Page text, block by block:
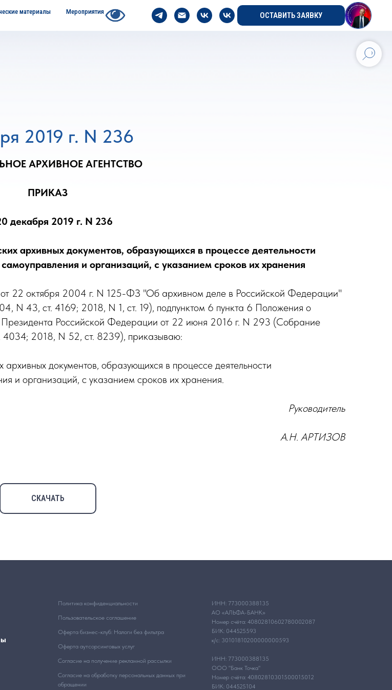
материалы
Мероприятия
ОСТАВИТЬ ЗАЯВКУ
2019 г. N 236
АРХИВНОЕ АГЕНТСТВО
ПРИКАЗ
декабря 2019 г. N 236
архивных документов, образующихся в процессе деятельности
и организаций, с указанием сроков их хранения
от 22 октября 2004 г. N 125-ФЗ "Об архивном деле в Российской Федерации"
N 43, ст. 4169; 2018, N 1, ст. 19), подпунктом 6 пункта 6 Положения о
Российской Федерации от 22 июня 2016 г. N 293 (Собрание
4034; 2018, N 52, ст. 8239), приказываю:
документов, образующихся в процессе деятельности
и организаций, с указанием сроков их хранения.
Руководитель
А.Н. АРТИЗОВ
СКАЧАТЬ
Политика конфиденциальности
Пользовательское соглашение
Оферта бизнес-клуб: Налоги без фильтра
Оферта аутсорсинговых услуг
Согласие на получение рекламной рассылки
Согласие на обработку персональных данных при
обращении
ИНН: 773000388135
АО «АЛЬФА-БАНК»
Номер счёта: 40802810602780002087
БИК: 044525593
к/с: 30101810200000000593
ИНН: 773000388135
ООО "Банк Точка"
Номер счёта: 40802810301500015012
БИК: 044525104